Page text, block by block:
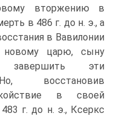
вторжению в
в 486 г. до н. э., а
в Вавилонии
новому царю, сыну
завершить эти
восстановив
в своей
г. до н. э., Ксеркс